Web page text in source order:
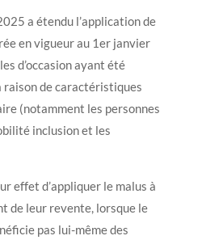
a étendu l’application de
en vigueur au 1er janvier
d’occasion ayant été
de caractéristiques
(notamment les personnes
inclusion et les
effet d’appliquer le malus à
de leur revente, lorsque le
pas lui-même des